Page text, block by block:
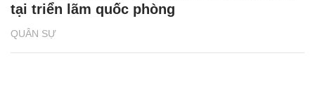
QUÂN SỰ
tại triển lãm quốc phòng